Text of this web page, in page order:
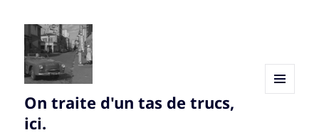
On traite d'un tas de trucs,
ici.